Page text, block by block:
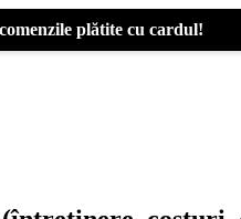
plătite cu cardul!